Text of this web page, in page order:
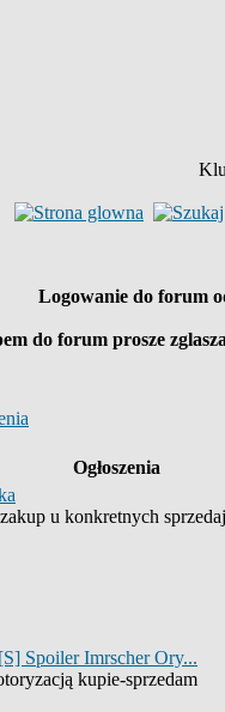
Logowanie do forum
do forum prosze
Ogłoszenia
u konkretnych
[S] Spoiler Imrscher Ory...
kupie-sprzedam